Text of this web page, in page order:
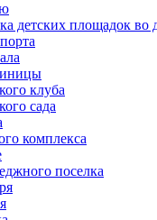
детских площадок
клуба
сада
комплекса
поселка